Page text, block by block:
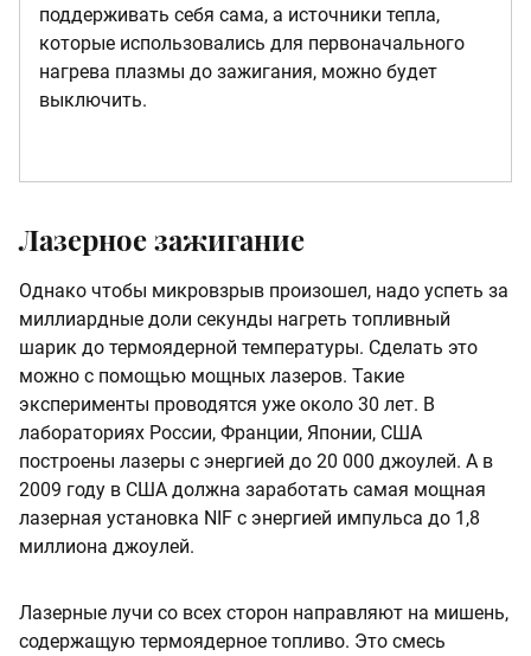
поддерживать себя сама, а источники тепла,
которые использовались для первоначального
нагрева плазмы до зажигания, можно будет
выключить.
Лазерное зажигание
Однако чтобы микровзрыв произошел, надо успеть за
миллиардные доли секунды нагреть топливный
шарик до термоядерной температуры. Сделать это
можно с помощью мощных лазеров. Такие
эксперименты проводятся уже около 30 лет. В
лабораториях России, Франции, Японии, США
построены лазеры с энергией до 20 000 джоулей. А в
2009 году в США должна заработать самая мощная
лазерная установка NIF с энергией импульса до 1,8
миллиона джоулей.
Лазерные лучи со всех сторон направляют на мишень,
содержащую термоядерное топливо. Это смесь